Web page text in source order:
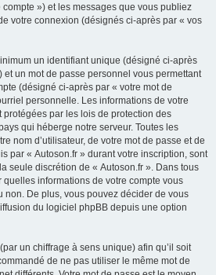
») et les messages que vous publiez
votre connexion (désignés ci-après par « vos
un identifiant unique (désigné ci-après
et un mot de passe personnel vous permettant
(désigné ci-après par « votre mot de
personnelle. Les informations de votre
protégées par les lois de protection des
qui héberge notre serveur. Toutes les
nom d’utilisateur, de votre mot de passe et de
par « Autoson.fr » durant votre inscription, sont
seule discrétion de « Autoson.fr ». Dans tous
quelles informations de votre compte vous
non. De plus, vous pouvez décider de vous
du logiciel phpBB depuis une option
un chiffrage à sens unique) afin qu’il soit
de ne pas utiliser le même mot de